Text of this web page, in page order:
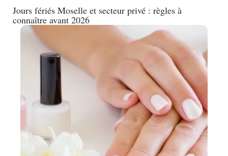
Jours fériés Moselle et secteur privé : règles à
connaître avant 2026